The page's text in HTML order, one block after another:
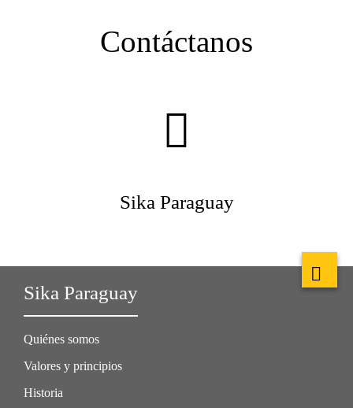
Contáctanos
Sika Paraguay
Sika Paraguay
Quiénes somos
Valores y principios
Historia